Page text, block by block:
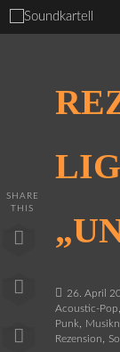
26. April
Acoustic-Pop,
Punk,
Rezension,
SHARE
THIS